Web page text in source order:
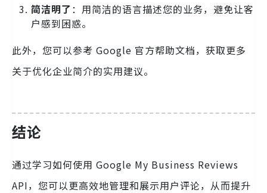
简洁明了：用简洁的语言描述您的业务，避免让客
户感到困惑。
此外，您可以参考 Google 官方帮助文档，获取更多
关于优化企业简介的实用建议。
结论
通过学习如何使用 Google My Business Reviews
API，您可以更高效地管理和展示用户评论，从而提升